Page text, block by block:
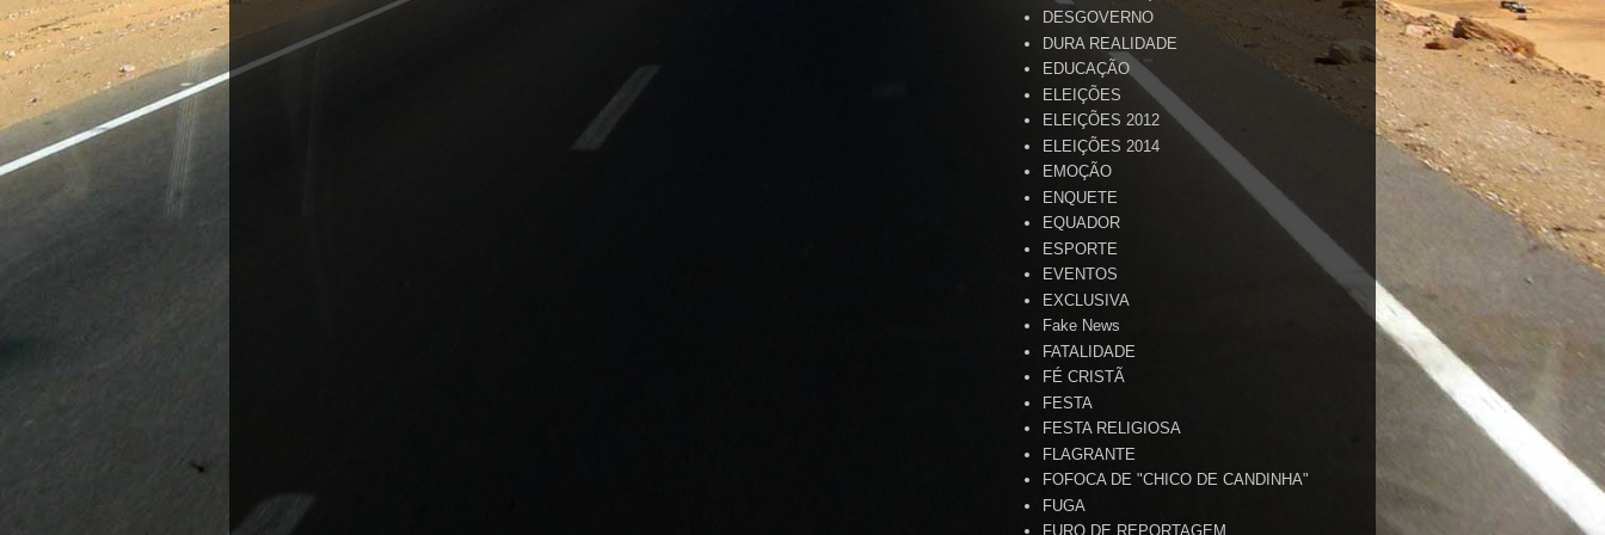
DESGOVERNO
DURA REALIDADE
EDUCAÇÃO
ELEIÇÕES
ELEIÇÕES 2012
ELEIÇÕES 2014
EMOÇÃO
ENQUETE
EQUADOR
ESPORTE
EVENTOS
EXCLUSIVA
Fake News
FATALIDADE
FÉ CRISTÃ
FESTA
FESTA RELIGIOSA
FLAGRANTE
FOFOCA DE "CHICO DE CANDINHA"
FUGA
FURO DE REPORTAGEM